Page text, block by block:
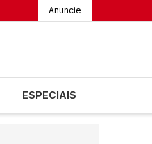
Anuncie
ESPECIAIS